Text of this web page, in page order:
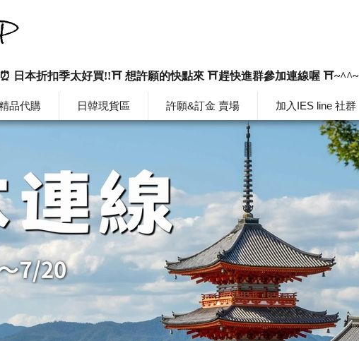
品代購 日韓現貨區 許願&訂金 賣場 加入IES line 社群
⏰ 日本折扣季太好買!!⛩️ 想許願的快點來 ⛩️趕快進群參加連線喔 ⛩️~^^~